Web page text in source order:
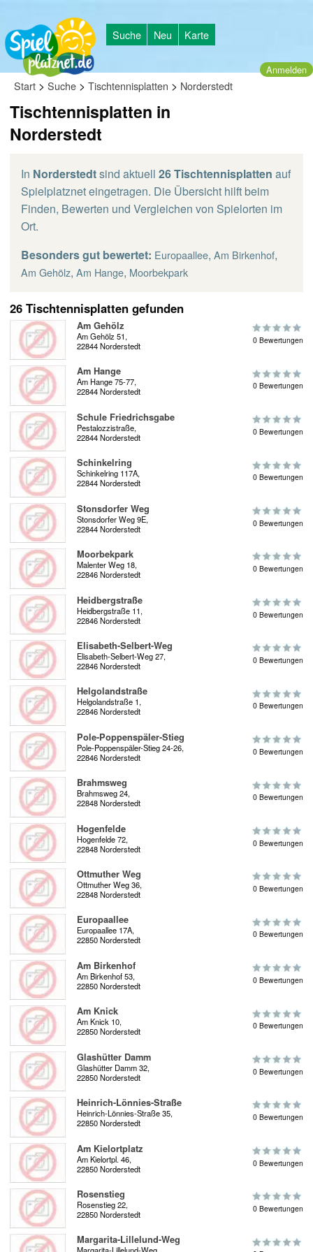
Suche Neu Karte
Anmelden
Start > Suche > Tischtennisplatten > Norderstedt
Tischtennisplatten in
Norderstedt
In Norderstedtsind aktuell 26 Tischtennisplatten auf
Spielplatznet eingetragen. Die Übersicht hilft beim
Finden, Bewerten und Vergleichen von Spielorten im
Ort.
Besonders gut bewertet: Europaallee, Am Birkenhof,
Am Gehölz, Am Hange, Moorbekpark
26 Tischtennisplatten gefunden
Am Gehölz
Am Gehölz 51,
22844 Norderstedt
0 Bewertungen
Am Hange
Am Hange 75-77,
22844 Norderstedt
0 Bewertungen
Schule Friedrichsgabe
Pestalozzistraße,
22844 Norderstedt
0 Bewertungen
Schinkelring
Schinkelring 117A,
22844 Norderstedt
0 Bewertungen
Stonsdorfer Weg
Stonsdorfer Weg 9E,
22844 Norderstedt
0 Bewertungen
Moorbekpark
Malenter Weg 18,
22846 Norderstedt
0 Bewertungen
Heidbergstraße
Heidbergstraße 11,
22846 Norderstedt
0 Bewertungen
Elisabeth-Selbert-Weg
Elisabeth-Selbert-Weg 27,
22846 Norderstedt
0 Bewertungen
Helgolandstraße
Helgolandstraße 1,
22846 Norderstedt
0 Bewertungen
Pole-Poppenspäler-Stieg
Pole-Poppenspäler-Stieg 24-26,
22846 Norderstedt
0 Bewertungen
Brahmsweg
Brahmsweg 24,
22848 Norderstedt
0 Bewertungen
Hogenfelde
Hogenfelde 72,
22848 Norderstedt
0 Bewertungen
Ottmuther Weg
Ottmuther Weg 36,
22848 Norderstedt
0 Bewertungen
Europaallee
Europaallee 17A,
22850 Norderstedt
0 Bewertungen
Am Birkenhof
Am Birkenhof 53,
22850 Norderstedt
0 Bewertungen
Am Knick
Am Knick 10,
22850 Norderstedt
0 Bewertungen
Glashütter Damm
Glashütter Damm 32,
22850 Norderstedt
0 Bewertungen
Heinrich-Lönnies-Straße
Heinrich-Lönnies-Straße 35,
22850 Norderstedt
0 Bewertungen
Am Kielortplatz
Am Kielortpl. 46,
22850 Norderstedt
0 Bewertungen
Rosenstieg
Rosenstieg 22,
22850 Norderstedt
0 Bewertungen
Margarita-Lillelund-Weg